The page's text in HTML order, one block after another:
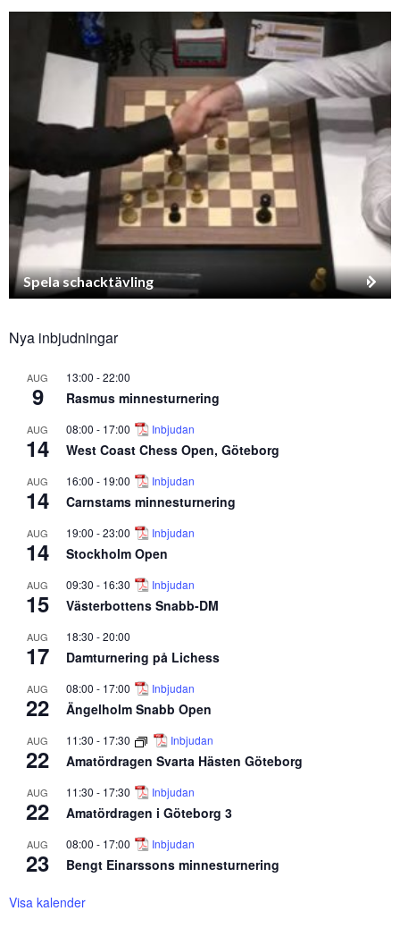
Spela schacktävling
Nya inbjudningar
AUG
9
13:00 -22:00
Rasmus minnesturnering
AUG
14
08:00 - 17:00 Inbjudan
West Coast Chess Open, Göteborg
AUG
14
16:00 - 19:00 Inbjudan
Carnstams minnesturnering
AUG
14
19:00 -23:00 Inbjudan
Stockholm Open
AUG
15
09:30 - 16:30 Inbjudan
Västerbottens Snabb-DM
AUG
17
18:30 -20:00
Damturnering på Lichess
AUG
22
08:00 - 17:00 Inbjudan
Ängelholm Snabb Open
AUG
22
11:30 - 17:30 Inbjudan
Amatördragen Svarta Hästen Göteborg
AUG
22
11:30 - 17:30 Inbjudan
Amatördragen i Göteborg 3
AUG
23
08:00 - 17:00 Inbjudan
Bengt Einarssons minnesturnering
Visa kalender